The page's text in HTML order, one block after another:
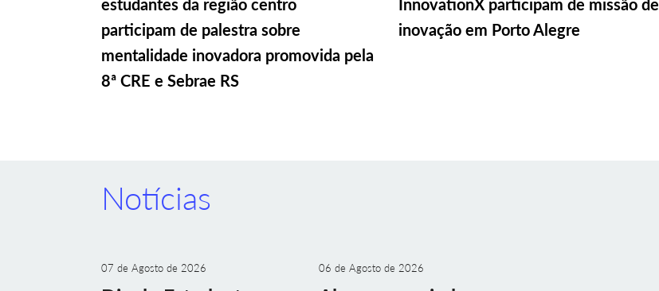
participam de palestra sobre
mentalidade inovadora promovida pela
8ª CRE e Sebrae RS
inovação em Porto Alegre
Notícias
07 de Agosto de 2026 06 de Agosto de 2026